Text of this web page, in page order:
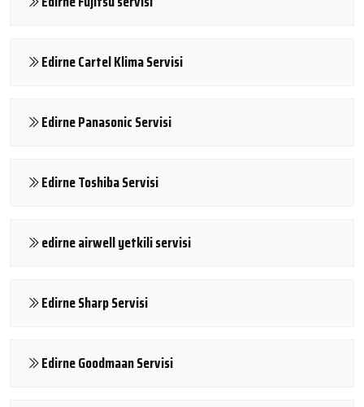
Edirne Cartel Klima Servisi
Edirne Panasonic Servisi
Edirne Toshiba Servisi
edirne airwell yetkili servisi
Edirne Sharp Servisi
Edirne Goodmaan Servisi